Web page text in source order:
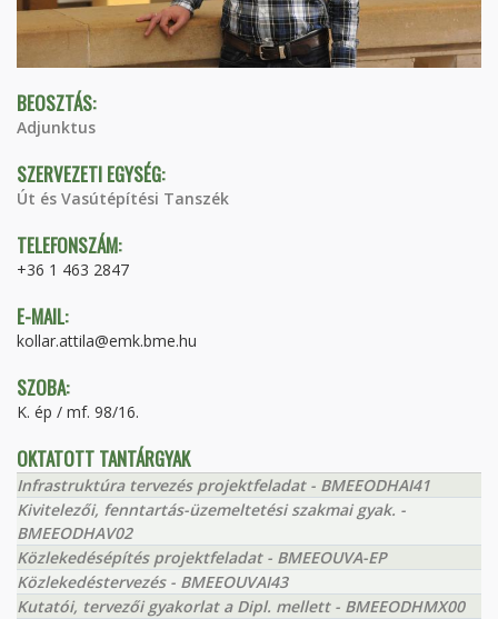
BEOSZTÁS:
Adjunktus
SZERVEZETI EGYSÉG:
Út és Vasútépítési Tanszék
TELEFONSZÁM:
+36 1 463 2847
E-MAIL:
kollar.attila@emk.bme.hu
SZOBA:
K. ép / mf. 98/16.
OKTATOTT TANTÁRGYAK
Infrastruktúra tervezés projektfeladat - BMEEODHAI41
Kivitelezői, fenntartás-üzemeltetési szakmai gyak. -
BMEEODHAV02
Közlekedésépítés projektfeladat - BMEEOUVA-EP
Közlekedéstervezés - BMEEOUVAI43
Kutatói, tervezői gyakorlat a Dipl. mellett - BMEEODHMX00